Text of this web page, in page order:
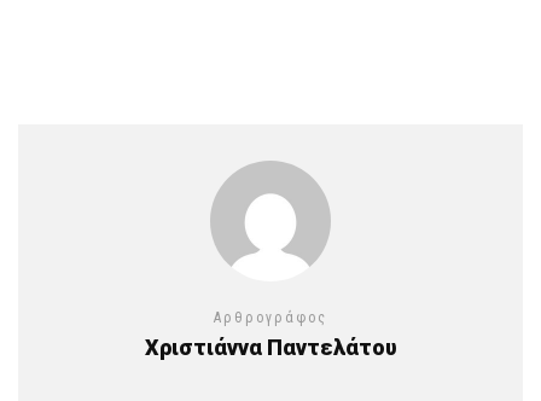
Αρθρογράφος
Χριστιάννα Παντελάτου